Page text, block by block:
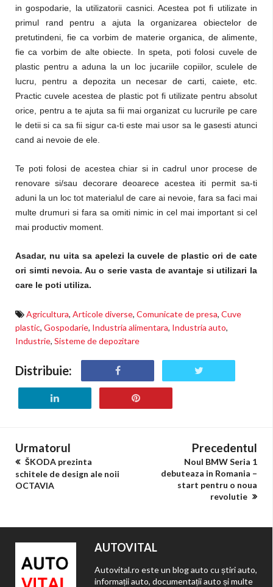
in gospodarie, la utilizatorii casnici. Acestea pot fi utilizate in
primul rand pentru a ajuta la organizarea obiectelor de
pretutindeni, fie ca vorbim de materie organica, de alimente,
fie ca vorbim de alte obiecte. In speta, poti folosi cuvele de
plastic pentru a aduna la un loc jucariile copiilor, sculele de
lucru, pentru a depozita un necesar de carti, caiete, etc.
Practic cuvele acestea de plastic pot fi utilizate pentru absolut
orice, pentru a te ajuta sa fii mai organizat cu lucrurile pe care
le detii si ca sa fii sigur ca-ti este mai usor sa le gasesti atunci
cand ai nevoie de ele.
Te poti folosi de acestea chiar si in cadrul unor procese de
renovare si/sau decorare deoarece acestea iti permit sa-ti
aduni la un loc tot materialul de care ai nevoie, fara sa faci mai
multe drumuri si fara sa omiti nimic in cel mai important si cel
mai productiv moment.
Asadar, nu uita sa apelezi la cuvele de plastic ori de cate
ori simti nevoia. Au o serie vasta de avantaje si utilizari la
care le poti utiliza.
Agricultura, Articole diverse, Comunicate de presa, Cuve
plastic, Gospodarie, Industria alimentara, Industria auto,
Industrie, Sisteme de depozitare
Distribuie:
Urmatorul
ŠKODA prezinta
schitele de design ale noii
OCTAVIA
Precedentul
Noul BMW Seria 1
debuteaza in Romania –
start pentru o noua
revolutie
AUTOVITAL
Autovital.ro este un blog auto cu știri auto,
informații auto, documentații auto și multe